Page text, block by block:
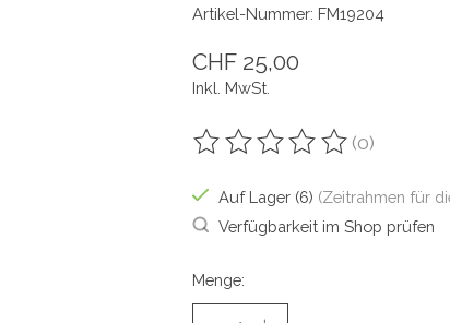
Artikel-Nummer: FM19204
CHF 25,00
Inkl. MwSt.
Die Bewertung dieses
(0)
Auf Lager (6) (Zeitrahmen für
Verfügbarkeit im Shop prüfen
Menge: